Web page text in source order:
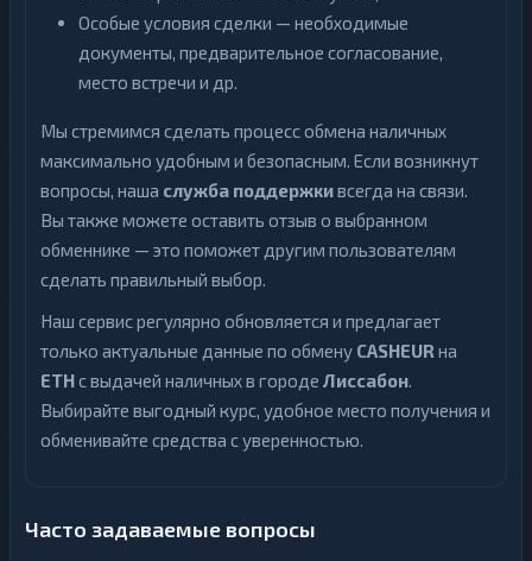
Особые условия сделки — необходимые
документы, предварительное согласование,
место встречи и др.
Мы стремимся сделать процесс обмена наличных
максимально удобным и безопасным. Если возникнут
вопросы, наша служба поддержкивсегда на связи.
Вы также можете оставить отзыв о выбранном
обменнике — это поможет другим пользователям
сделать правильный выбор.
Наш сервис регулярно обновляется и предлагает
только актуальные данные по обмену CASHEUR на
ETHс выдачей наличных в городе Лиссабон.
Выбирайте выгодный курс, удобное место получения и
обменивайте средства с уверенностью.
Часто задаваемые вопросы